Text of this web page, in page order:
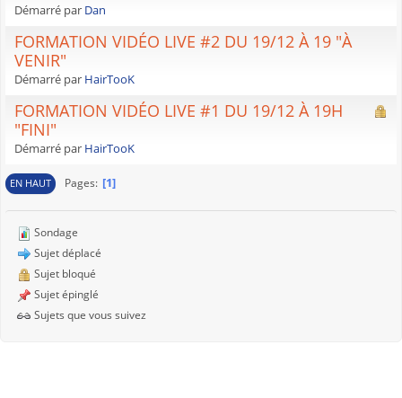
Démarré par Dan
FORMATION VIDÉO LIVE #2 DU 19/12 À 19 "À
VENIR"
Démarré par HairTooK
FORMATION VIDÉO LIVE #1 DU 19/12 À 19H
"FINI"
Démarré par HairTooK
EN HAUT Pages 1
Sondage
Sujet déplacé
Sujet bloqué
Sujet épinglé
Sujets que vous suivez